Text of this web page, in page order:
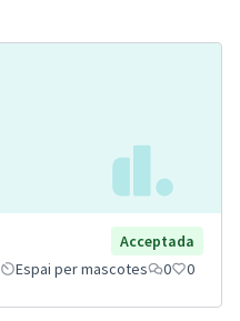
Acceptada
Espai per mascotes 0 0